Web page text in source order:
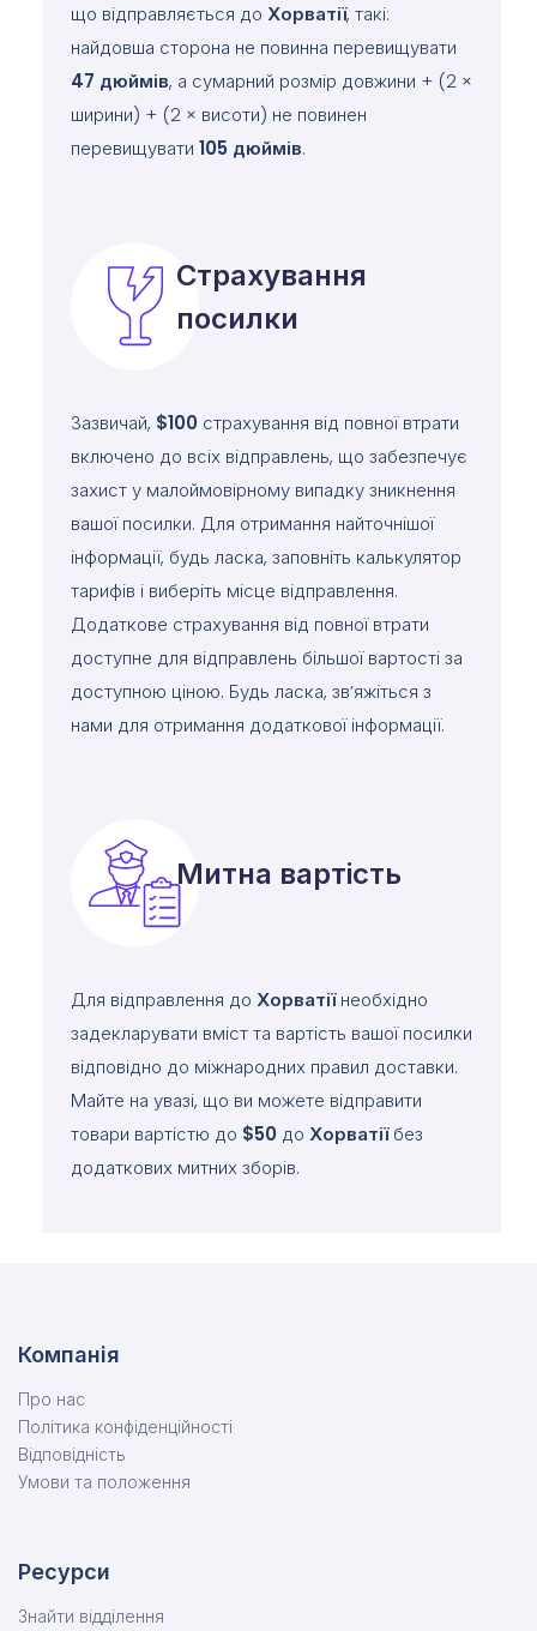
що відправляється до Хорватії, такі:
найдовша сторона не повинна перевищувати
47 дюймів, а сумарний розмір довжини + (2 ×
ширини) + (2 × висоти) не повинен
перевищувати 105 дюймів.
Страхування
посилки
Зазвичай, $100 страхування від повної втрати
включено до всіх відправлень, що забезпечує
захист у малоймовірному випадку зникнення
вашої посилки. Для отримання найточнішої
інформації, будь ласка, заповніть калькулятор
тарифів і виберіть місце відправлення.
Додаткове страхування від повної втрати
доступне для відправлень більшої вартості за
доступною ціною. Будь ласка, зв’яжіться з
нами для отримання додаткової інформації.
Митна вартість
Для відправлення до Хорватіїнеобхідно
задекларувати вміст та вартість вашої посилки
відповідно до міжнародних правил доставки.
Майте на увазі, що ви можете відправити
товари вартістю до $50 до Хорватіїбез
додаткових митних зборів.
Компанія
Про нас
Політика конфіденційності
Відповідність
Умови та положення
Ресурси
Знайти відділення